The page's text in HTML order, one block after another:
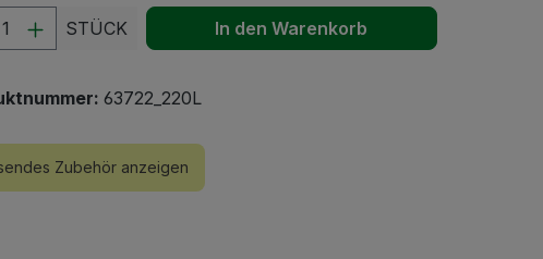
Anzahl: Gib den gewünschten Wert
STÜCK In den Warenkorb
63722_220L
Zubehör anzeigen